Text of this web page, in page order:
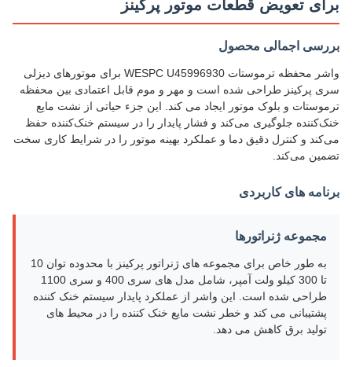
برای تعویض قطعات موتور پرکینز
بررسی اجمالی محصول
واشر محفظه ترموستات WESPC U45996930 برای موتورهای دیزلی
سری پرکینز طراحی شده است و مهر و موم قابل اعتمادی بین محفظه
ترموستات و بلوک موتور ایجاد می کند. این جزء حیاتی از نشت مایع
خنک‌کننده جلوگیری می‌کند و فشار پایدار را در سیستم خنک‌کننده حفظ
می‌کند و کنترل دقیق دما و عملکرد بهینه موتور را در شرایط کاری سخت
تضمین می‌کند.
برنامه های کاربردی
مجموعه ژنراتورها
به طور خاص برای مجموعه های ژنراتور پرکینز با محدوده توان 10
تا 300 کیلو ولت آمپر، شامل مدل های سری 400 و سری 1100
طراحی شده است. این واشر از عملکرد پایدار سیستم خنک کننده
پشتیبانی می کند و خطر نشت مایع خنک کننده را در محیط های
تولید برق کاهش می دهد.